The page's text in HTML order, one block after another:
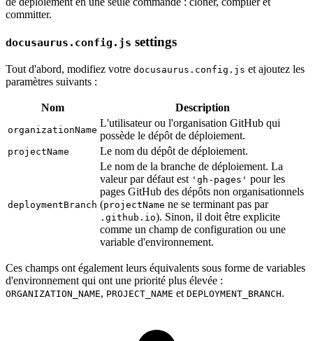
committer.
docusaurus.config.js settings
Tout d'abord, modifiez votre docusaurus.config.js et ajoutez les
paramètres suivants :
Nom Description
organizationName
L'utilisateur ou l'organisation GitHub qui
possède le dépôt de déploiement.
projectName Le nom du dépôt de déploiement.
deploymentBranch
Le nom de la branche de déploiement. La
valeur par défaut est 'gh-pages' pour les
pages GitHub des dépôts non organisationnels
(projectName ne se terminant pas par
.github.io). Sinon, il doit être explicite
comme un champ de configuration ou une
variable d'environnement.
Ces champs ont également leurs équivalents sous forme de variables
d'environnement qui ont une priorité plus élevée :
ORGANIZATION_NAME, PROJECT_NAME et DEPLOYMENT_BRANCH.